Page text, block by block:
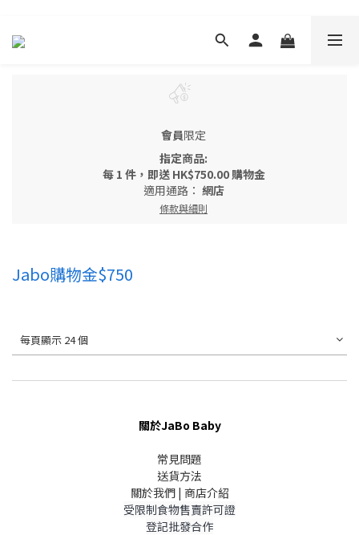
會員限定
指定商品:
每 1 件，即送 HK$750.00 購物金
適用通路： 網店
條款與細則
Jabo購物金$750
每頁顯示 24 個
關於JaBo Baby
常見問題
送貨方法
關於我們 | 商店介紹
受限制食物售賣許可證
登記批發合作